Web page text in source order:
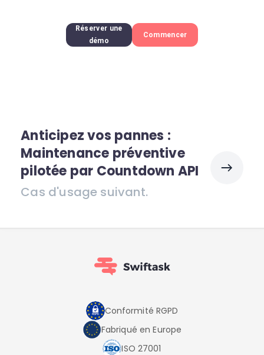
Réserver une
démo
Commencer
Anticipez vos pannes :
Maintenance préventive
pilotée par Countdown API
Cas d'usage suivant.
Conformité RGPD
Fabriqué en Europe
ISO 27001